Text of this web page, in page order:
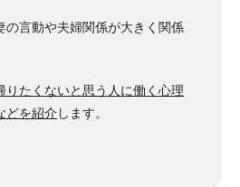
の言動や夫婦関係が大きく関係
りたくないと思う人に働く心理
どを紹介 します。